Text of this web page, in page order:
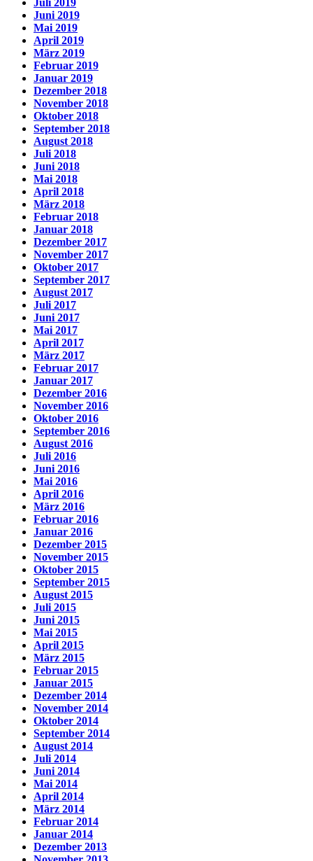
Juni 2019
Mai 2019
April 2019
März 2019
Februar 2019
Januar 2019
Dezember 2018
November 2018
Oktober 2018
September 2018
August 2018
Juli 2018
Juni 2018
Mai 2018
April 2018
März 2018
Februar 2018
Januar 2018
Dezember 2017
November 2017
Oktober 2017
September 2017
August 2017
Juli 2017
Juni 2017
Mai 2017
April 2017
März 2017
Februar 2017
Januar 2017
Dezember 2016
November 2016
Oktober 2016
September 2016
August 2016
Juli 2016
Juni 2016
Mai 2016
April 2016
März 2016
Februar 2016
Januar 2016
Dezember 2015
November 2015
Oktober 2015
September 2015
August 2015
Juli 2015
Juni 2015
Mai 2015
April 2015
März 2015
Februar 2015
Januar 2015
Dezember 2014
November 2014
Oktober 2014
September 2014
August 2014
Juli 2014
Juni 2014
Mai 2014
April 2014
März 2014
Februar 2014
Januar 2014
Dezember 2013